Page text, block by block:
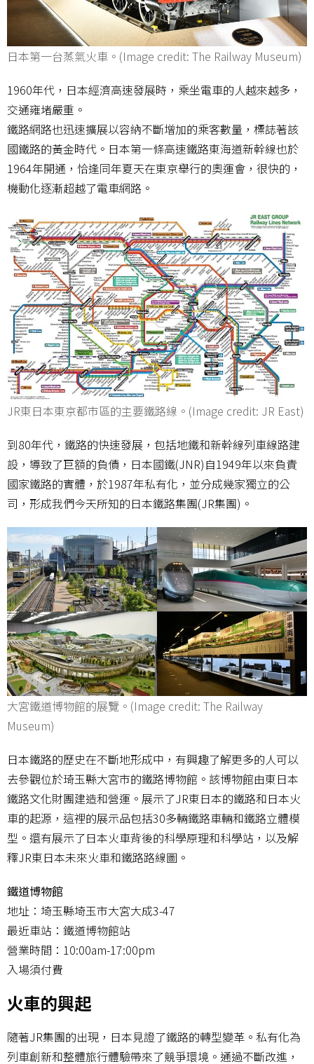
日本第一台蒸氣火車。(Image credit: The Railway Museum)
1960年代，日本經濟高速發展時，乘坐電車的人越來越多，
交通雍堵嚴重。
鐵路網路也迅速擴展以容納不斷增加的乘客數量，標誌著該
國鐵路的黃金時代。日本第一條高速鐵路東海道新幹線也於
1964年開通，恰逢同年夏天在東京舉行的奧運會，很快的，
機動化逐漸超越了電車網路。
JR東日本東京都市區的主要鐵路線。(Image credit: JR East)
到80年代，鐵路的快速發展，包括地鐵和新幹線列車線路建
設，導致了巨額的負債，日本國鐵(JNR)自1949年以來負責
國家鐵路的實體，於1987年私有化，並分成幾家獨立的公
司，形成我們今天所知的日本鐵路集團(JR集團)。
大宮鐵道博物館的展覽。(Image credit: The Railway
Museum)
日本鐵路的歷史在不斷地形成中，有興趣了解更多的人可以
去參觀位於琦玉縣大宮市的鐵路博物館。該博物館由東日本
鐵路文化財團建造和營運。展示了JR東日本的鐵路和日本火
車的起源，這裡的展示品包括30多輛鐵路車輛和鐵路立體模
型。還有展示了日本火車背後的科學原理和科學站，以及解
釋JR東日本未來火車和鐵路路線圖。
鐵道博物館
地址：埼玉縣埼玉市大宮大成3-47
最近車站：鐵道博物館站
營業時間：10:00am-17:00pm
入場須付費
火車的興起
隨著JR集團的出現，日本見證了鐵路的轉型變革。私有化為
列車創新和整體旅行體驗帶來了競爭環境。通過不斷改進，